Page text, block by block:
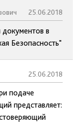
25.06.2018
в
Безопасность"
25.06.2018
подаче
представляет: